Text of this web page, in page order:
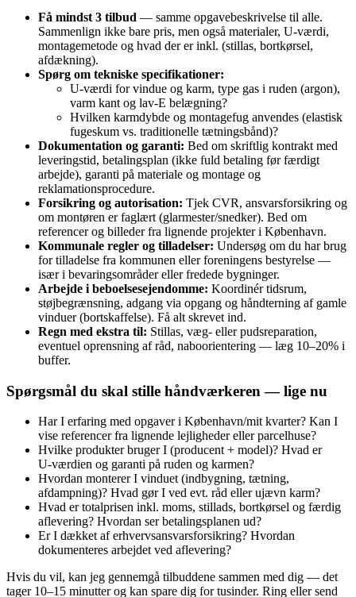
Få mindst 3 tilbud — samme opgavebeskrivelse til alle.
Sammenlign ikke bare pris, men også materialer, U‑værdi,
montagemetode og hvad der er inkl. (stillas, bortkørsel,
afdækning).
Spørg om tekniske specifikationer:
U‑værdi for vindue og karm, type gas i ruden (argon),
varm kant og lav‑E belægning?
Hvilken karmdybde og montagefug anvendes (elastisk
fugeskum vs. traditionelle tætningsbånd)?
Dokumentation og garanti: Bed om skriftlig kontrakt med
leveringstid, betalingsplan (ikke fuld betaling før færdigt
arbejde), garanti på materiale og montage og
reklamationsprocedure.
Forsikring og autorisation: Tjek CVR, ansvarsforsikring og
om montøren er faglært (glarmester/snedker). Bed om
referencer og billeder fra lignende projekter i København.
Kommunale regler og tilladelser: Undersøg om du har brug
for tilladelse fra kommunen eller foreningens bestyrelse —
især i bevaringsområder eller fredede bygninger.
Arbejde i beboelsesejendomme: Koordinér tidsrum,
støjbegrænsning, adgang via opgang og håndterning af gamle
vinduer (bortskaffelse). Få alt skrevet ind.
Regn med ekstra til: Stillas, væg- eller pudsreparation,
eventuel oprensning af råd, naboorientering — læg 10–20% i
buffer.
Spørgsmål du skal stille håndværkeren — lige nu
Har I erfaring med opgaver i København/mit kvarter? Kan I
vise referencer fra lignende lejligheder eller parcelhuse?
Hvilke produkter bruger I (producent + model)? Hvad er
U‑værdien og garanti på ruden og karmen?
Hvordan monterer I vinduet (indbygning, tætning,
afdampning)? Hvad gør I ved evt. råd eller ujævn karm?
Hvad er totalprisen inkl. moms, stillads, bortkørsel og færdig
aflevering? Hvordan ser betalingsplanen ud?
Er I dækket af erhvervsansvarsforsikring? Hvordan
dokumenteres arbejdet ved aflevering?
Hvis du vil, kan jeg gennemgå tilbuddene sammen med dig — det
tager 10–15 minutter og kan spare dig for tusinder. Ring eller send